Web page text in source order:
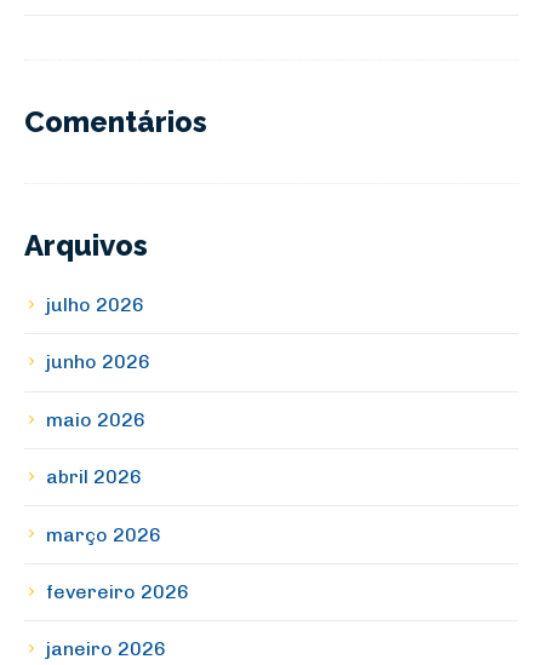
Comentários
Arquivos
julho 2026
junho 2026
maio 2026
abril 2026
março 2026
fevereiro 2026
janeiro 2026